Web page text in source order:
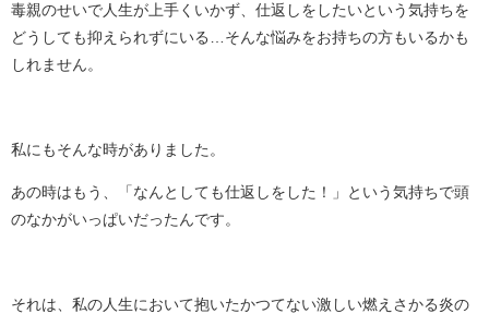
毒親のせいで人生が上手くいかず、仕返しをしたいという気持ちを
どうしても抑えられずにいる…そんな悩みをお持ちの方もいるかも
しれません。
私にもそんな時がありました。
あの時はもう、「なんとしても仕返しをした！」という気持ちで頭
のなかがいっぱいだったんです。
それは、私の人生において抱いたかつてない激しい燃えさかる炎の